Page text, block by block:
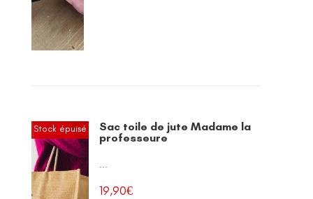
Stock épuisé
Sac toile de jute Madame la
professeure
...
19,90€